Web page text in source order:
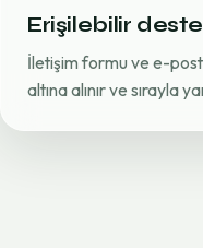
Erişilebilir
İletişim formu ve e-
altına alınır ve sırayla